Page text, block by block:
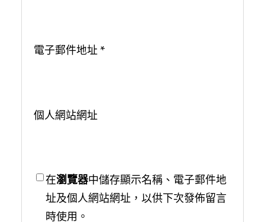
電子郵件地址 *
個人網站網址
在瀏覽器中儲存顯示名稱、電子郵件地
址及個人網站網址，以供下次發佈留言
時使用。